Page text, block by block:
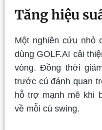
Tăng hiệu
Một nghiên cứu nhỏ
dùng GOLF.AI cải
vòng. Đồng thời
trước cú đánh quan
hỗ trợ mạnh mẽ khi
về mỗi cú swing.